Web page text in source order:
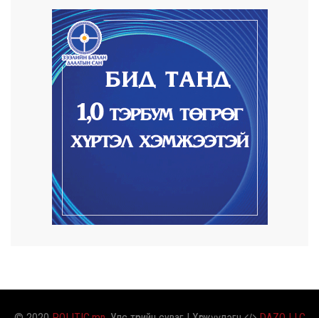
2026/08/07
Автомашины улсын дугаар сондгой
Улаанбаатарт өдөртөө 30 хэм дулаан
Улсын чанартай хатуу хучилттай авто